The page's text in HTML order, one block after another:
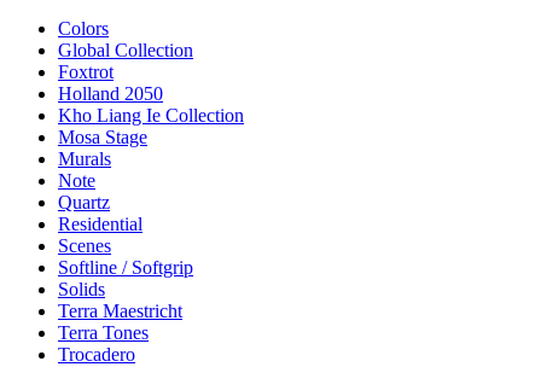
Colors
Global Collection
Foxtrot
Holland 2050
Kho Liang Ie Collection
Mosa Stage
Murals
Note
Quartz
Residential
Scenes
Softline / Softgrip
Solids
Terra Maestricht
Terra Tones
Trocadero